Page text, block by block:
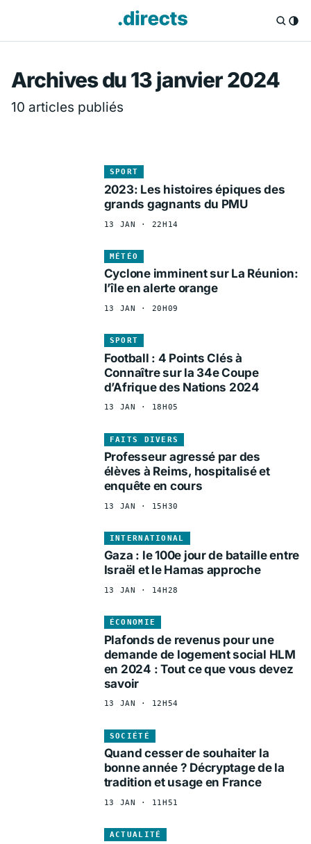
Directs.fr —
Archives du 13 janvier 2024
10 articles publiés
SPORT
2023: Les histoires épiques des
grands gagnants du PMU
13 JAN · 22H14
MÉTÉO
Cyclone imminent sur La Réunion:
l’île en alerte orange
13 JAN · 20H09
SPORT
Football : 4 Points Clés à
Connaître sur la 34e Coupe
d’Afrique des Nations 2024
13 JAN · 18H05
FAITS DIVERS
Professeur agressé par des
élèves à Reims, hospitalisé et
enquête en cours
13 JAN · 15H30
INTERNATIONAL
Gaza : le 100e jour de bataille entre
Israël et le Hamas approche
13 JAN · 14H28
ÉCONOMIE
Plafonds de revenus pour une
demande de logement social HLM
en 2024 : Tout ce que vous devez
savoir
13 JAN · 12H54
SOCIÉTÉ
Quand cesser de souhaiter la
bonne année ? Décryptage de la
tradition et usage en France
13 JAN · 11H51
ACTUALITÉ